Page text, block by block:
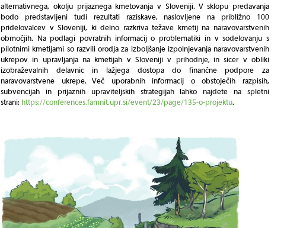
alternativnega, okolju prijaznega kmetovanja v Sloveniji. V sklopu predavanja
bodo predstavljeni tudi rezultati raziskave, naslovljene na približno 100
pridelovalcev v Sloveniji, ki delno razkriva težave kmetij na naravovarstvenih
območjih. Na podlagi povratnih informacij o problematiki in v sodelovanju s
pilotnimi kmetijami so razvili orodja za izboljšanje izpolnjevanja naravovarstvenih
ukrepov in upravljanja na kmetijah v Sloveniji v prihodnje, in sicer v obliki
izobraževalnih delavnic in lažjega dostopa do finančne podpore za
naravovarstvene ukrepe. Več uporabnih informacij o obstoječih razpisih,
subvencijah in prijaznih upraviteljskih strategijah lahko najdete na spletni
strani: https://conferences.famnit.upr.si/event/23/page/135-o-projektu.